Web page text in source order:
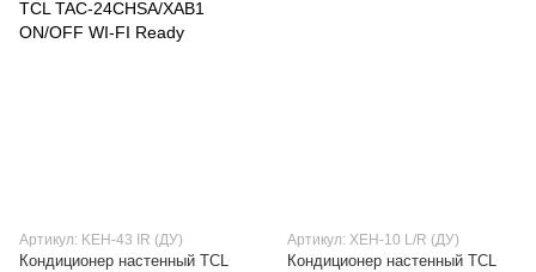
Артикул: KEH-43 IR (ДУ)
Кондиционер настенный TCL
Артикул: XEH-10 L/R (ДУ)
Кондиционер настенный TCL